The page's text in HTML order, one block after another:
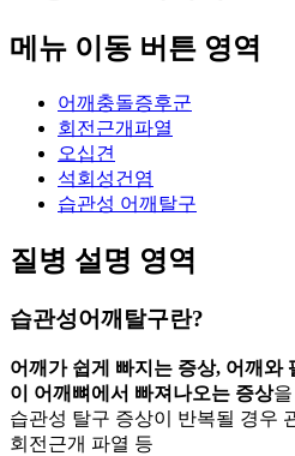
메뉴 이동 버튼 영역
어깨충돌증후군
회전근개파열
오십견
석회성건염
습관성 어깨탈구
질병 설명 영역
습관성어깨탈구란?
어깨가 쉽게 빠지는 증상, 어깨와
이 어깨뼈에서 빠져나오는 증상
습관성 탈구 증상이 반복될 경우
회전근개 파열 등